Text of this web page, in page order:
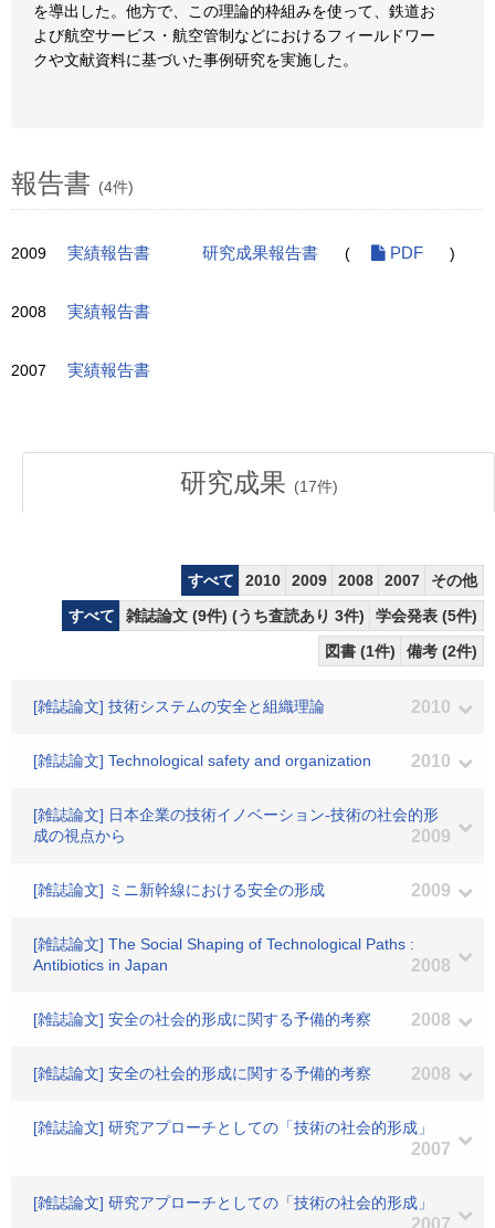
を導出した。他方で、この理論的枠組みを使って、鉄道お
よび航空サービス・航空管制などにおけるフィールドワー
クや文献資料に基づいた事例研究を実施した。
報告書 (4件)
2009 実績報告書 研究成果報告書 ( PDF )
2008 実績報告書
2007 実績報告書
研究成果 (17件)
すべて 2010 2009 2008 2007
その他
すべて
雑誌論文 (9件) (うち査読あり 3件)
学会発表 (5件)
図書 (1件)
備考 (2件)
[雑誌論文] 技術システムの安全と組織理論 2010
[雑誌論文] Technological safety and organization 2010
[雑誌論文] 日本企業の技術イノベーション-技術の社会的形
成の視点から
2009
[雑誌論文] ミニ新幹線における安全の形成 2009
[雑誌論文] The Social Shaping of Technological Paths :
Antibiotics in Japan
2008
[雑誌論文] 安全の社会的形成に関する予備的考察 2008
[雑誌論文] 安全の社会的形成に関する予備的考察 2008
[雑誌論文] 研究アプローチとしての「技術の社会的形成」
2007
[雑誌論文] 研究アプローチとしての「技術の社会的形成」
2007